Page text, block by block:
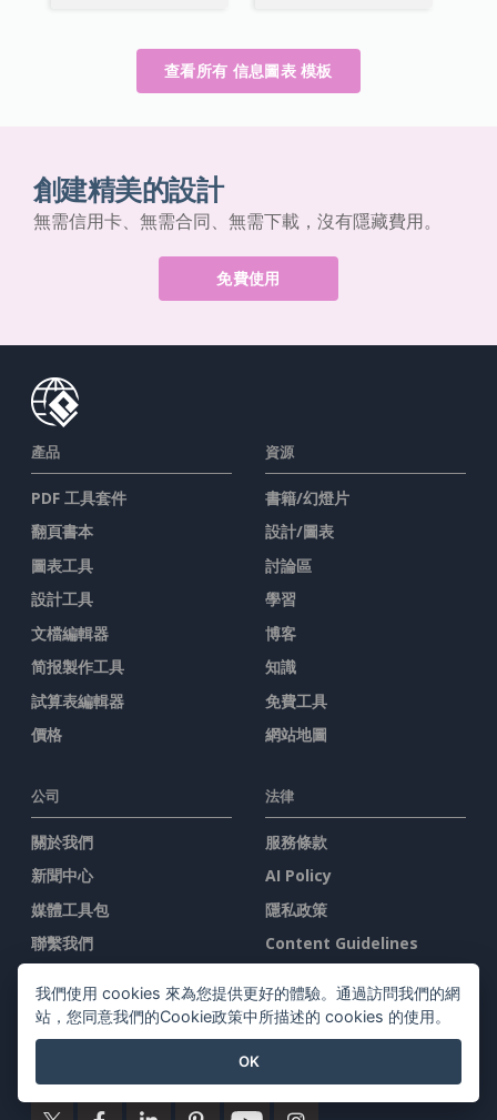
查看所有 信息圖表 模板
創建精美的設計
無需信用卡、無需合同、無需下載，沒有隱藏費用。
免費使用
產品
PDF 工具套件
翻頁書本
圖表工具
設計工具
文檔編輯器
简报製作工具
試算表編輯器
價格
資源
書籍/幻燈片
設計/圖表
討論區
學習
博客
知識
免費工具
網站地圖
公司
關於我們
新聞中心
媒體工具包
聯繫我們
法律
服務條款
AI Policy
隱私政策
Content Guidelines
舉報投訴
我們使用 cookies 來為您提供更好的體驗。通過訪問我們的網
站，您同意我們的Cookie政策中所描述的 cookies 的使用。
OK